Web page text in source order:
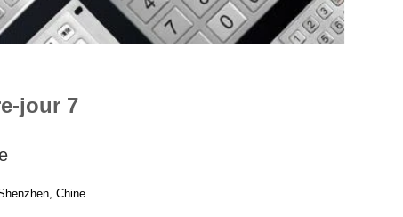
jour 7
Chine